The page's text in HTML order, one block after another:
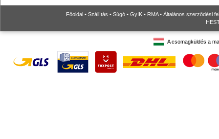
Főoldal • Szállítás • Súgó • GyIK • RMA• Általános szerződési
A csomagküldés a